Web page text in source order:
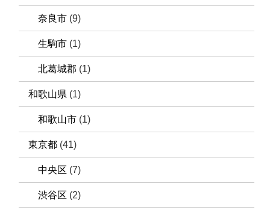
奈良市 (9)
生駒市 (1)
北葛城郡 (1)
和歌山県 (1)
和歌山市 (1)
東京都 (41)
中央区 (7)
渋谷区 (2)